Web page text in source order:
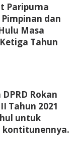
Paripurna
dan
Masa
Tahun
Rokan
Tahun 2021
untuk
kontitunennya.